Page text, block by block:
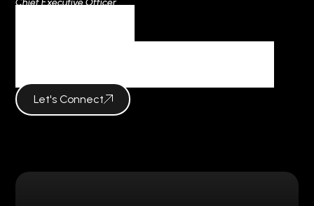
Chief Executive Officer
Let's Connect